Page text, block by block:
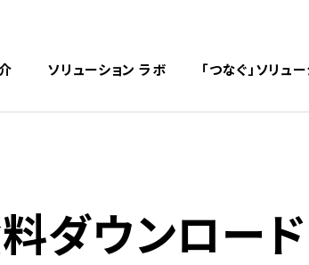
ソリューション ラボ 「つなぐ」ソリュ
ダウンロード